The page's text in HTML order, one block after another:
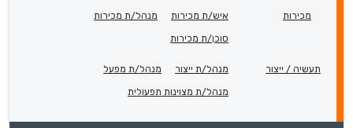
מכירות
איש/ת מכירות מנהל/ת מכירות
סוכן/ת מכירות
תעשיה / ייצור מנהל/ת ייצור מנהל/ת מפעל
מנהל/ת מצוינות תפעולית